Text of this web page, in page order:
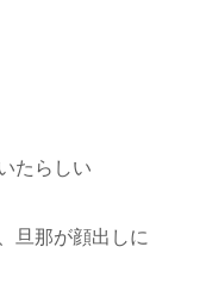
たらしい
旦那が顔出しに